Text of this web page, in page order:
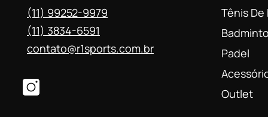
(11) 99252-9979
(11) 3834-6591
contato@r1sports.com.br
Tênis De
Padel
Outlet